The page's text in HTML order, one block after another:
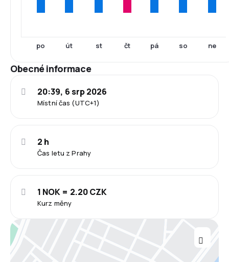
po út st čt pá so ne
Obecné informace
Místní čas (UTC+1)
20:39, 6 srp 2026
Čas letu z Prahy
2 h
Kurz měny
1 NOK = 2.20 CZK